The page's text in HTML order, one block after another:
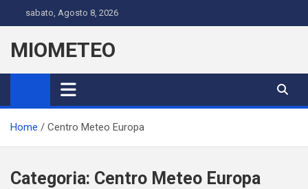
to
content
sabato, Agosto 8, 2026
MIOMETEO
Home Centro Meteo Europa
Categoria: Centro Meteo Europa